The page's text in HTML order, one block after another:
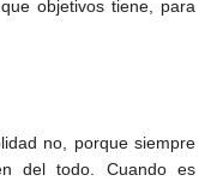
objetivos tiene, para
no, porque siempre
del todo. Cuando es